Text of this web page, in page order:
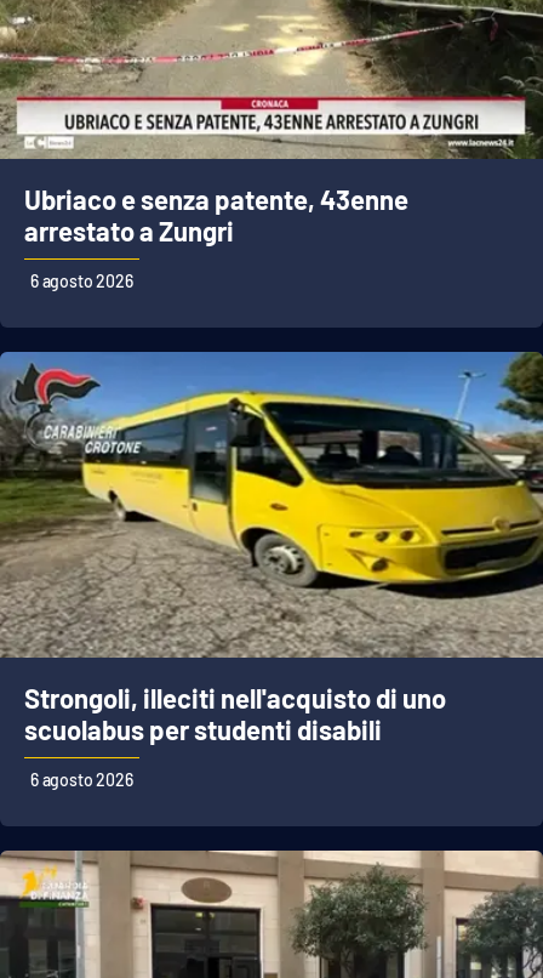
Ubriaco e senza patente, 43enne
arrestato a Zungri
6 agosto 2026
Strongoli, illeciti nell'acquisto di uno
scuolabus per studenti disabili
6 agosto 2026